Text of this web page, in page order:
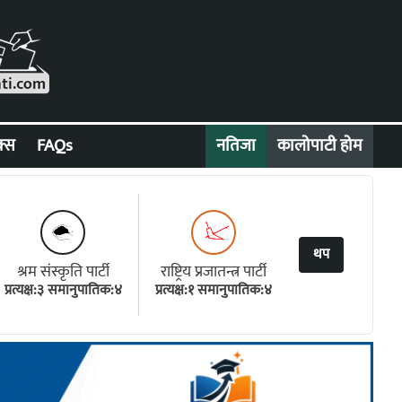
नतिजा कालोपाटी होम
FAQs
श्रम संस्कृति पार्टी
प्रत्यक्ष:३ समानुपातिक:४
राष्ट्रिय प्रजातन्त्र पार्टी
प्रत्यक्ष:१ समानुपातिक:४
थप